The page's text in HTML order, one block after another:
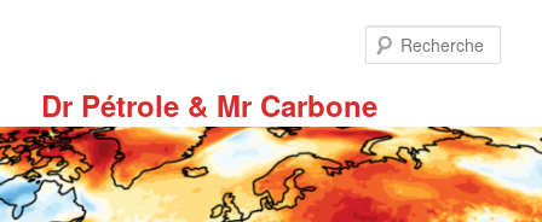
Dr Pétrole & Mr Carbone